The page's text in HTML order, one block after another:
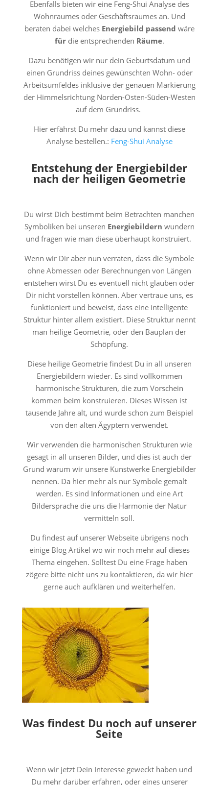
Ebenfalls bieten wir eine Feng-Shui Analyse des
Wohnraumes oder Geschäftsraumes an. Und
beraten dabei welches Energiebild passend wäre
fürdie entsprechenden Räume.
Dazu benötigen wir nur dein Geburtsdatum und
einen Grundriss deines gewünschten Wohn- oder
Arbeitsumfeldes inklusive der genauen Markierung
der Himmelsrichtung Norden-Osten-Süden-Westen
auf dem Grundriss.
Hier erfährst Du mehr dazu und kannst diese
Analyse bestellen.: Feng-Shui Analyse
Entstehung der Energiebilder
nach der heiligen Geometrie
Du wirst Dich bestimmt beim Betrachten manchen
Symboliken bei unseren Energiebildern wundern
und fragen wie man diese überhaupt konstruiert.
Wenn wir Dir aber nun verraten, dass die Symbole
ohne Abmessen oder Berechnungen von Längen
entstehen wirst Du es eventuell nicht glauben oder
Dir nicht vorstellen können. Aber vertraue uns, es
funktioniert und beweist, dass eine intelligente
Struktur hinter allem existiert. Diese Struktur nennt
man heilige Geometrie, oder den Bauplan der
Schöpfung.
Diese heilige Geometrie findest Du in all unseren
Energiebildern wieder. Es sind vollkommen
harmonische Strukturen, die zum Vorschein
kommen beim konstruieren. Dieses Wissen ist
tausende Jahre alt, und wurde schon zum Beispiel
von den alten Ägyptern verwendet.
Wir verwenden die harmonischen Strukturen wie
gesagt in all unseren Bilder, und dies ist auch der
Grund warum wir unsere Kunstwerke Energiebilder
nennen. Da hier mehr als nur Symbole gemalt
werden. Es sind Informationen und eine Art
Bildersprache die uns die Harmonie der Natur
vermitteln soll.
Du findest auf unserer Webseite übrigens noch
einige Blog Artikel wo wir noch mehr auf dieses
Thema eingehen. Solltest Du eine Frage haben
zögere bitte nicht uns zu kontaktieren, da wir hier
gerne auch aufklären und weiterhelfen.
Was findest Du noch auf unserer
Seite
Wenn wir jetzt Dein Interesse geweckt haben und
Du mehr darüber erfahren, oder eines unserer